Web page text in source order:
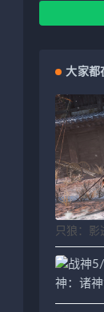
大家都
只狼：影